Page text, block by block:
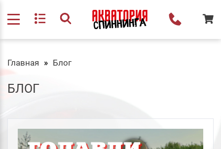
Главная Блог
БЛОГ